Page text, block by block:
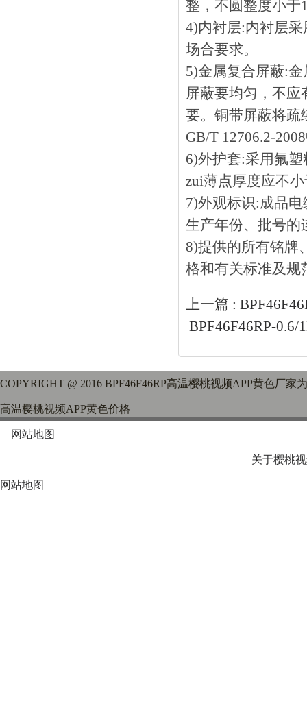
整，不圆整度小于
4)内衬层:内衬层采
场合要求。
5)金属复合屏蔽:金
屏蔽要均匀，
要。铜带屏蔽将疏
GB/T 12706.2-2008
6)外护套:采用氟塑
zui薄点厚度应不
7)外观标识:成品电缆
生产年份、批号的
8)提供的所有铭牌
格和有关标准及规范
上一篇 :
BPF46F46RP-
COPYRIGHT @ 2016 BPF46F46RP高温樱桃视频APP黄色厂家
高温樱桃视频APP黄色价格
网站地图
关于樱桃
网站地图